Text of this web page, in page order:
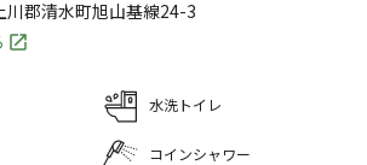
川郡清水町旭山基線24-3
水洗トイレ
コインシャワー